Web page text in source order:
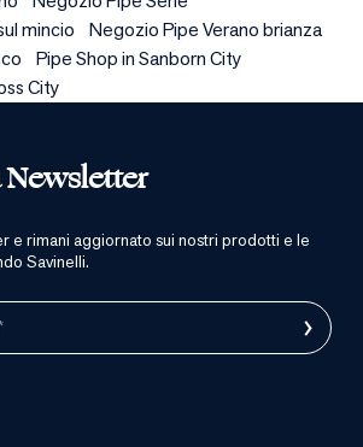
mincio
Negozio Pipe Verano brianza
Pipe Shop in Sanborn City
City
e rimani aggiornato sui nostri prodotti e le
Savinelli.
›